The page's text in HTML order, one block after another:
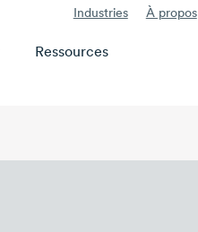
Industries À propos
Ressources